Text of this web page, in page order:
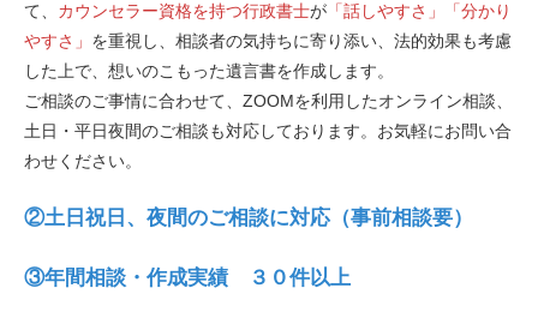
て、 カウンセラー資格を持つ行政書士が「話しやすさ」「分かり
やすさ」 を重視し、相談者の気持ちに寄り添い、法的効果も考慮
した上で、想いのこもった遺言書を作成します。
ご相談のご事情に合わせて、ZOOMを利用したオンライン相談、
土日・平日夜間のご相談も対応しております。お気軽にお問い合
わせください。
②土日祝日、夜間のご相談に対応（事前相談要）
③年間相談・作成実績 ３０件以上